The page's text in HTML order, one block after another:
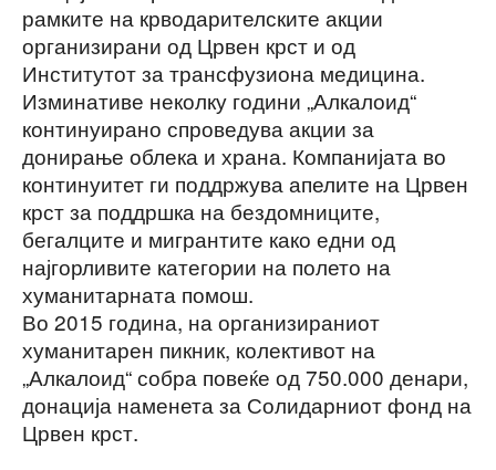
рамките на крводарителските акции
организирани од Црвен крст и од
Институтот за трансфузиона медицина.
Изминативе неколку години „Алкалоид“
континуирано спроведува акции за
донирање облека и храна. Компанијата во
континуитет ги поддржува апелите на Црвен
крст за поддршка на бездомниците,
бегалците и мигрантите како едни од
најгорливите категории на полето на
хуманитарната помош.
Во 2015 година, на организираниот
хуманитарен пикник, колективот на
„Алкалоид“ собра повеќе од 750.000 денари,
донација наменета за Солидарниот фонд на
Црвен крст.